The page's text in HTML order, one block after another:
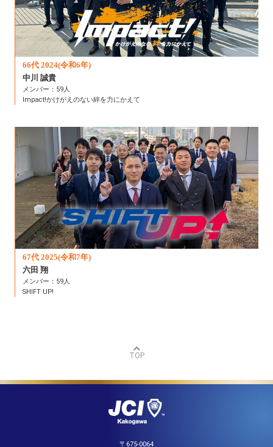
66代 2024(令和6年)
中川 誠貴
メンバー：59人
Impact!かけがえのない絆を力にかえて
67代 2025(令和7年)
六田 翔
メンバー：59人
SHIFT UP!
TOP
〒675-0064